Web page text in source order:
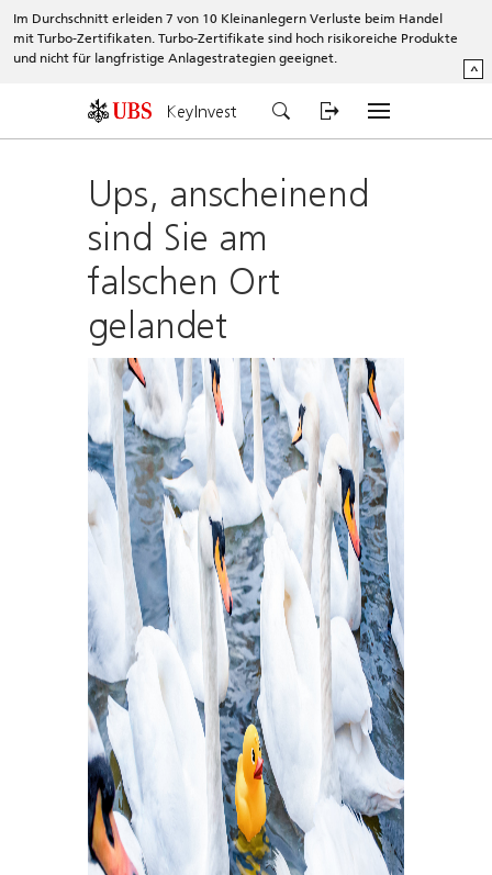
Im Durchschnitt erleiden 7 von 10 Kleinanlegern Verluste beim Handel
mit Turbo-Zertifikaten. Turbo-Zertifikate sind hoch risikoreiche Produkte
und nicht für langfristige Anlagestrategien geeignet.
^
KeyInvest
Ups, anscheinend
sind Sie am
falschen Ort
gelandet